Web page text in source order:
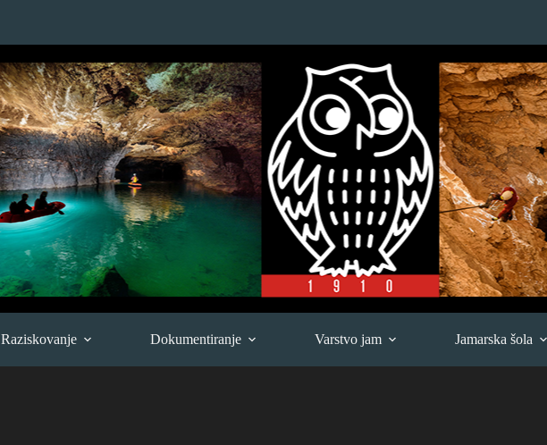
Raziskovanje Dokumentiranje Varstvo jam Jamarska šola